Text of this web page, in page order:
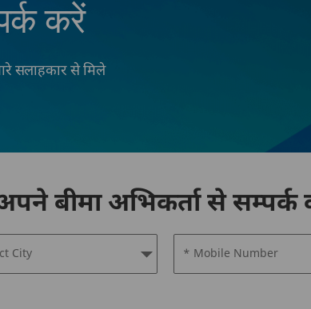
करें
सलाहकार से मिले
बीमा अभिकर्ता से सम्पर्क
City * Mobile Number